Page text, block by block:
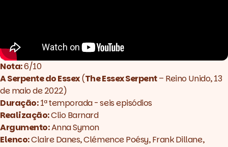
Nota:6/10
A Serpente do Essex(The Essex Serpent– Reino Unido, 13
de maio de 2022)
Duração:1ª temporada - seis episódios
Realização:Clio Barnard
Argumento:Anna Symon
Elenco:Claire Danes, Clémence Poésy, Frank Dillane,